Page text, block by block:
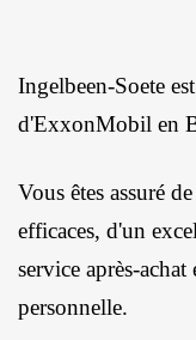
Ingelbeen-Soete
d'ExxonMobil en
Vous êtes assuré
efficaces, d'un
service après-
personnelle.